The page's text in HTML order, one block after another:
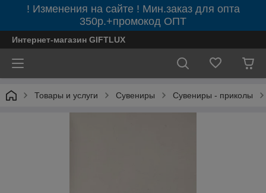
! Изменения на сайте ! Мин.заказ для опта
350р.+промокод ОПТ
Интернет-магазин GIFTLUX
Товары и услуги Сувениры Сувениры - приколы